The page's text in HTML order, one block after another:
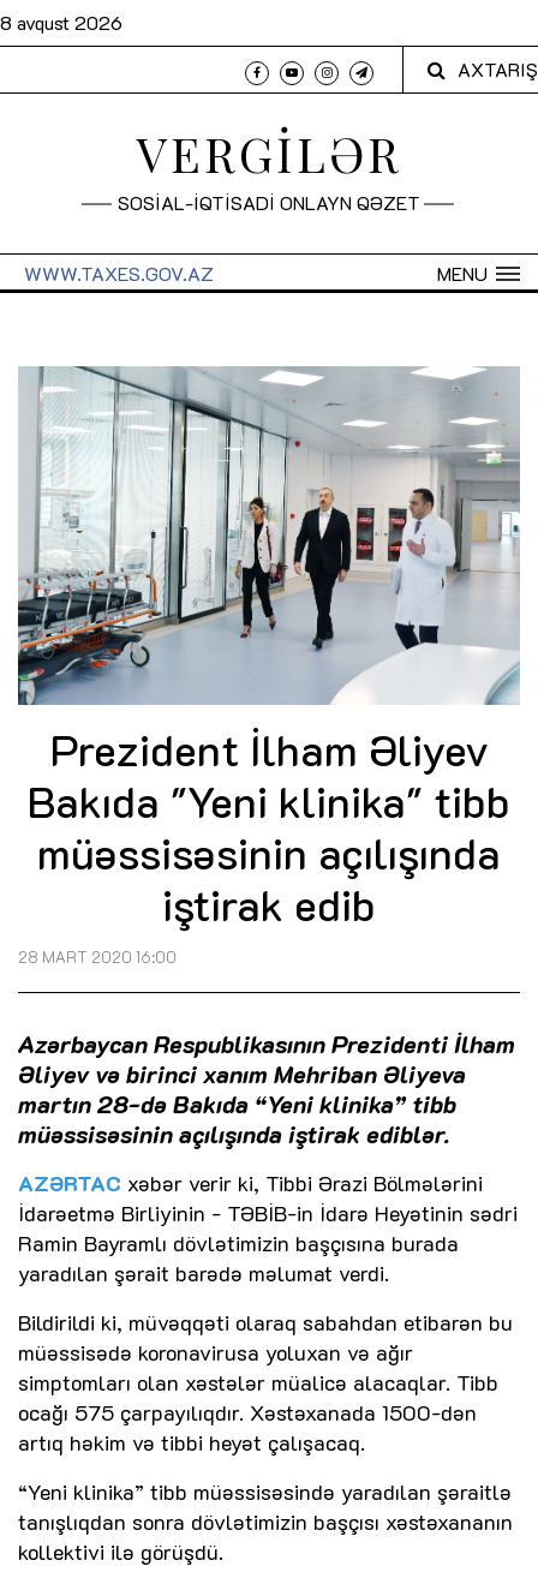
8 avqust 2026
AXTARIŞ
VERGİLƏR
SOSİAL-İQTİSADİ ONLAYN QƏZET
MENU
WWW.TAXES.GOV.AZ
Prezident İlham Əliyev
Bakıda "Yeni klinika" tibb
müəssisəsinin açılışında
iştirak edib
28 MART 2020 16:00
Azərbaycan Respublikasının Prezidenti İlham
Əliyev və birinci xanım Mehriban Əliyeva
martın 28-də Bakıda “Yeni klinika” tibb
müəssisəsinin açılışında iştirak ediblər.
AZƏRTAC xəbər verir ki, Tibbi Ərazi Bölmələrini
İdarəetmə Birliyinin - TƏBİB-in İdarə Heyətinin sədri
Ramin Bayramlı dövlətimizin başçısına burada
yaradılan şərait barədə məlumat verdi.
Bildirildi ki, müvəqqəti olaraq sabahdan etibarən bu
müəssisədə koronavirusa yoluxan və ağır
simptomları olan xəstələr müalicə alacaqlar. Tibb
ocağı 575 çarpayılıqdır. Xəstəxanada 1500-dən
artıq həkim və tibbi heyət çalışacaq.
“Yeni klinika” tibb müəssisəsində yaradılan şəraitlə
tanışlıqdan sonra dövlətimizin başçısı xəstəxananın
kollektivi ilə görüşdü.